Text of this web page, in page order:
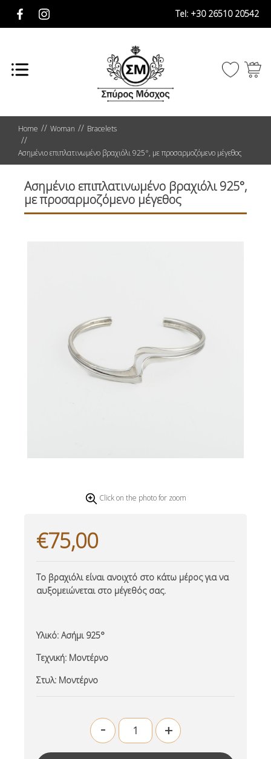
Tel: +30 26510 20542
Home Woman Bracelets
Ασημένιο επιπλατινωμένο βραχιόλι 925°, με προσαρμοζόμενο μέγεθος
Ασημένιο επιπλατινωμένο βραχιόλι 925°,
με προσαρμοζόμενο μέγεθος
Click on the photo for zoom
€75,00
Το βραχιόλι είναι ανοιχτό στο κάτω μέρος για να
αυξομειώνεται στο μέγεθός σας.
Υλικό: Ασήμι 925°
Τεχνική: Μοντέρνο
Στυλ: Μοντέρνο
- +